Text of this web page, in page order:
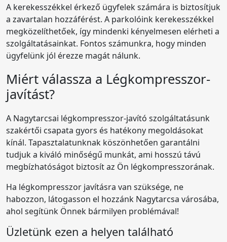
A kerekesszékkel érkező ügyfelek számára is biztosítjuk
a zavartalan hozzáférést. A parkolóink kerekesszékkel
megközelíthetőek, így mindenki kényelmesen elérheti a
szolgáltatásainkat. Fontos számunkra, hogy minden
ügyfelünk jól érezze magát nálunk.
Miért válassza a Légkompresszor-
javítást?
A Nagytarcsai légkompresszor-javító szolgáltatásunk
szakértői csapata gyors és hatékony megoldásokat
kínál. Tapasztalatunknak köszönhetően garantálni
tudjuk a kiváló minőségű munkát, ami hosszú távú
megbízhatóságot biztosít az Ön légkompresszorának.
Ha légkompresszor javításra van szüksége, ne
habozzon, látogasson el hozzánk Nagytarcsa városába,
ahol segítünk Önnek bármilyen problémával!
Üzletünk ezen a helyen található